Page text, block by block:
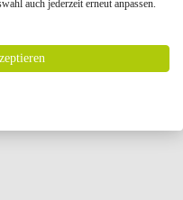
auch jederzeit erneut anpassen.